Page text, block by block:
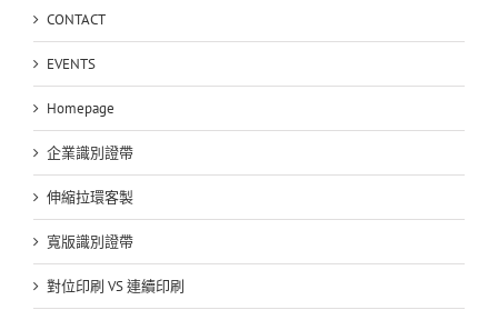
卡
套
批
發
訂
中
CONTACT
EVENTS
Homepage
企業識別證帶
伸縮拉環客製
寬版識別證帶
對位印刷 VS 連續印刷